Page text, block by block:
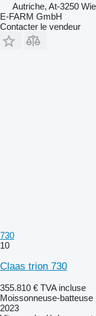
Autriche, At-3250
E-FARM GmbH
Contacter le vendeur
730
10
Claas trion 730
355.810 € TVA incluse
Moissonneuse-batteuse
2023